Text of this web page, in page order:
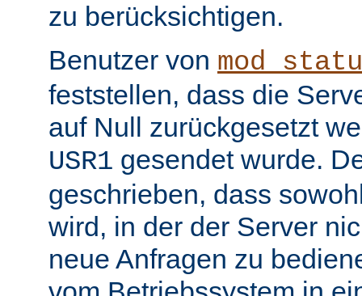
zu berücksichtigen.
Benutzer von
feststellen, dass die
auf Null zurückgesetzt
USR1 gesendet wurde.
geschrieben, dass
wird, in der der Server
neue Anfragen zu